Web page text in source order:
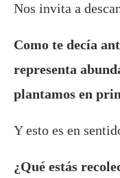
Nos invita a
Como te decía
representa
plantamos en
Y esto es en
¿Qué estás